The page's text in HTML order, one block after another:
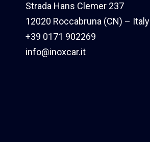
Strada Hans Clemer 237
12020 Roccabruna (CN) – Italy
+39 0171 902269
info@inoxcar.it